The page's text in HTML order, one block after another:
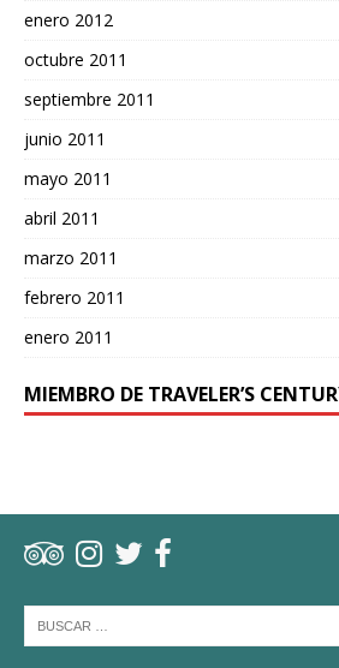
enero 2012
octubre 2011
septiembre 2011
junio 2011
mayo 2011
abril 2011
marzo 2011
febrero 2011
enero 2011
MIEMBRO DE TRAVELER’S